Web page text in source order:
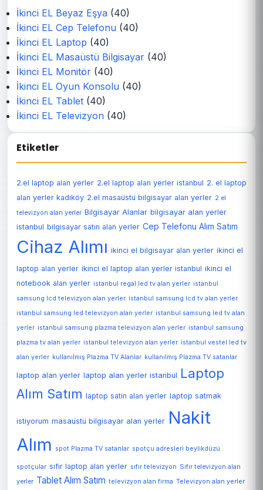
İkinci EL Beyaz Eşya (40)
İkinci EL Cep Telefonu (40)
İkinci EL Laptop (40)
İkinci EL Masaüstü Bilgisayar (40)
İkinci EL Monitör (40)
İkinci EL Oyun Konsolu (40)
İkinci EL Tablet (40)
İkinci EL Televizyon (40)
Etiketler
2.el laptop alan yerler 2.el laptop alan yerler istanbul 2. el laptop
alan yerler kadıköy 2.el masaüstü bilgisayar alan yerler 2.el
televizyon alan yerler Bilgisayar Alanlar bilgisayar alan yerler
istanbul bilgisayar satın alan yerler Cep Telefonu Alım Satım
Cihaz Alımı ikinci el bilgisayar alan yerler ikinci el
laptop alan yerler ikinci el laptop alan yerler istanbul ikinci el
notebook alan yerler istanbul regal led tv alan yerler istanbul
samsung lcd televizyon alan yerler istanbul samsung lcd tv alan yerler
istanbul samsung led televizyon alan yerler istanbul samsung led tv alan
yerler istanbul samsung plazma televizyon alan yerler istanbul samsung
plazma tv alan yerler istanbul televizyon alan yerler istanbul vestel led tv
alan yerler kullanılmış Plazma TV Alanlar kullanılmış Plazma TV satanlar
laptop alan yerler laptop alan yerler istanbul Laptop
Alım Satım laptop satin alan yerler laptop satmak
istiyorum masaüstü bilgisayar alan yerler Nakit
Alım
spot Plazma TV satanlar spotçu adresleri beylikdüzü
spotçular sıfır laptop alan yerler sıfır televizyon Sıfır televizyon alan
yerler Tablet Alım Satım televizyon alan firma Televizyon alan yerler